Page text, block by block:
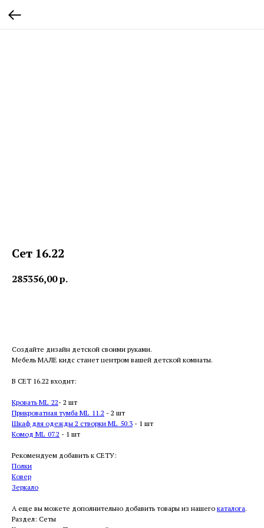
Сет 16.22
285356,00р.
Создайте дизайн детской своими руками.
Мебель МАЛЕ кидс станет центром вашей детской комнаты.
В СЕТ 16.22 входит:
Кровать ML_22- 2 шт
Прикроватная тумба ML_11.2 - 2 шт
Шкаф для одежды 2 створки ML_50.3 - 1 шт
Комод ML_07.2 - 1 шт
Рекомендуем добавить к СЕТУ:
Полки
Ковер
Зеркало
А еще вы можете дополнительно добавить товары из нашего каталога.
Раздел: Сеты